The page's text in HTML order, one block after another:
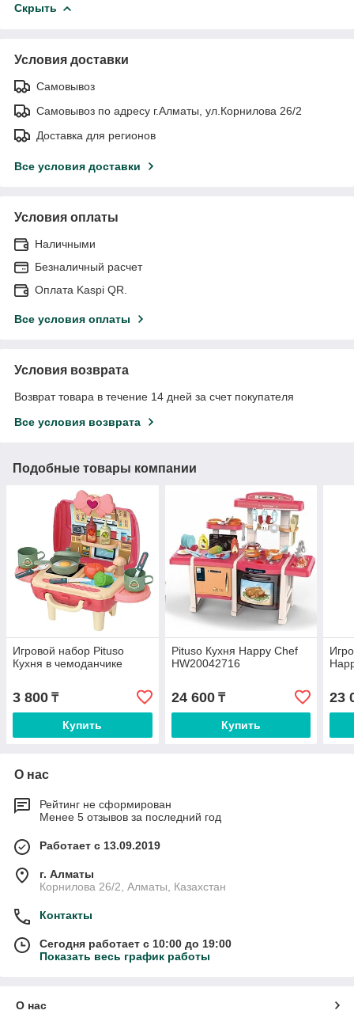
Скрыть
Условия доставки
Самовывоз
Самовывоз по адресу г.Алматы, ул.Корнилова 26/2
Доставка для регионов
Все условия доставки
Условия оплаты
Наличными
Безналичный расчет
Оплата Kaspi QR.
Все условия оплаты
Условия возврата
Возврат товара в течение 14 дней за счет покупателя
Все условия возврата
Подобные товары компании
Игровой набор Pituso
Кухня в чемоданчике
3 800 ₸
Купить
Pituso Кухня Happy Chef
HW20042716
24 600₸
Купить
23
О нас
Рейтинг не сформирован
Менее 5 отзывов за последний год
Работает с 13.09.2019
г. Алматы
Корнилова 26/2, Алматы, Казахстан
Контакты
Сегодня работает с 10:00 до 19:00
Показать весь график работы
О нас